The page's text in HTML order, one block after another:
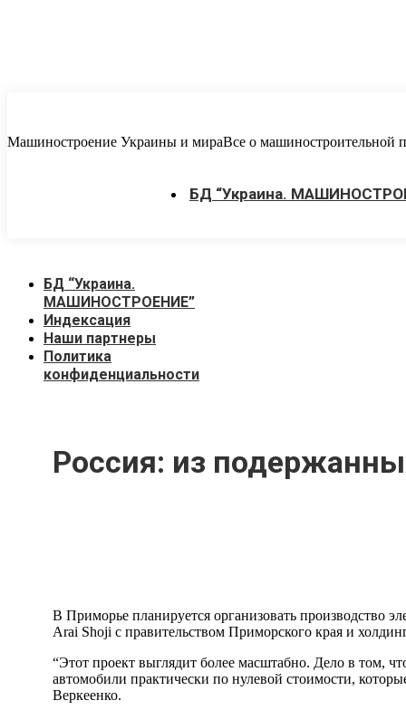
Машиностроение Украины и мираВсе о машиностроительной
БД “Украина.
БД “Украина.
МАШИНОСТРОЕНИЕ”
Индекcация
Наши партнеры
Политика
конфиденциальности
Россия: из
В Приморье планируется организовать производство
Arai Shoji с правительством Приморского края и
“Этот проект выглядит более масштабно. Дело в том,
автомобили практически по нулевой стоимости,
Веркеенко.